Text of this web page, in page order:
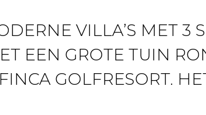
VILLA’S MET 3
EEN GROTE TUIN
GOLFRESORT.